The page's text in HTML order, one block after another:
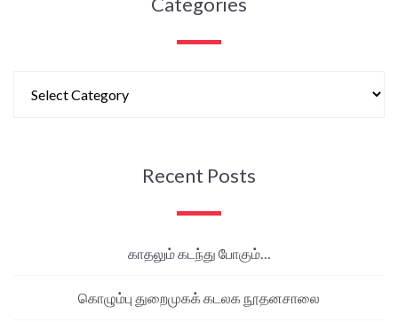
Recent Posts
காதலும் கடந்து போகும்…
கொழும்பு துறைமுகக் கடலக நூதனசாலை